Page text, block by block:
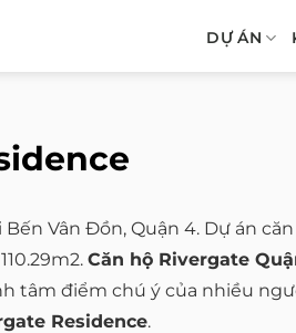
DỰ ÁN
Vân Đồn, Quận 4. Dự án
Căn hộ Rivergate
tâm điểm chú ý của nhiều
Residence.